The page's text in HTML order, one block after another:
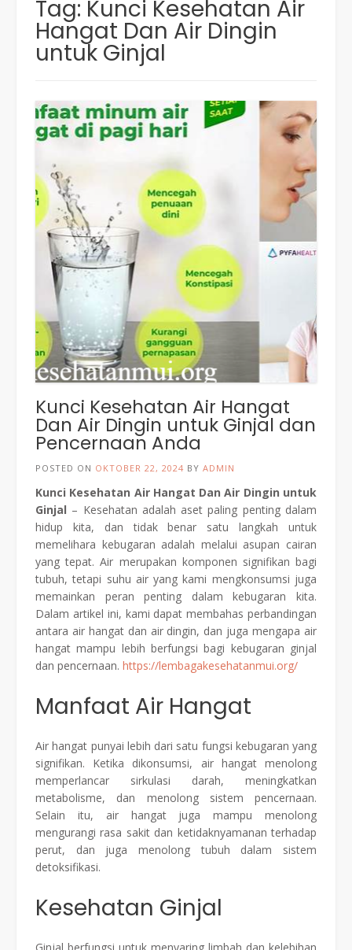
Tag: Kunci Kesehatan Air
Hangat Dan Air Dingin
untuk Ginjal
Kunci Kesehatan Air Hangat
Dan Air Dingin untuk Ginjal dan
Pencernaan Anda
POSTED ON OKTOBER 22, 2024 BY ADMIN
Kunci Kesehatan Air Hangat Dan Air Dingin untuk
Ginjal – Kesehatan adalah aset paling penting dalam
hidup kita, dan tidak benar satu langkah untuk
memelihara kebugaran adalah melalui asupan cairan
yang tepat. Air merupakan komponen signifikan bagi
tubuh, tetapi suhu air yang kami mengkonsumsi juga
memainkan peran penting dalam kebugaran kita.
Dalam artikel ini, kami dapat membahas perbandingan
antara air hangat dan air dingin, dan juga mengapa air
hangat mampu lebih berfungsi bagi kebugaran ginjal
dan pencernaan. https://lembagakesehatanmui.org/
Manfaat Air Hangat
Air hangat punyai lebih dari satu fungsi kebugaran yang
signifikan. Ketika dikonsumsi, air hangat menolong
memperlancar sirkulasi darah, meningkatkan
metabolisme, dan menolong sistem pencernaan.
Selain itu, air hangat juga mampu menolong
mengurangi rasa sakit dan ketidaknyamanan terhadap
perut, dan juga menolong tubuh dalam sistem
detoksifikasi.
Kesehatan Ginjal